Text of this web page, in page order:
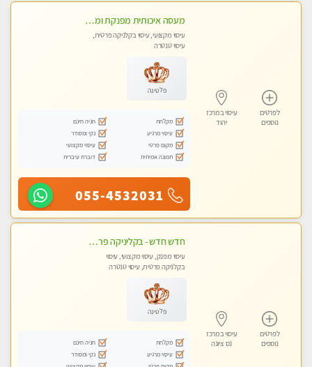
לפרטים
נוספים
עיסוי במרכז
יהוד
מעסה איכותית מפנקת ומקצועית מאוד בהוד השרון
עיסוי מקצועי, עיסוי בקלניקה פרטית,
עיסוי טנטרה
פלטינה
מקלחת
חניה חינם
עיסוי מרגיע
נקי ומסודר
מקום פרטי
עיסוי מקצועי
תמונה אמיתית
דוברת עיברית
055-4532031
לפרטים
נוספים
עיסוי במרכז
נס ציונה
חדש חדש - בקליניקה פרטית בחולון עיסוי לחידוש אנרגיות עיסוי חלומי מומלץ מאוד-ללא מין! highly recommended new in the city
עיסוי מפנק, עיסוי מקצועי, עיסוי
בקלניקה פרטית, עיסוי טנטרה
פלטינה
מקלחת
חניה חינם
עיסוי מרגיע
נקי ומסודר